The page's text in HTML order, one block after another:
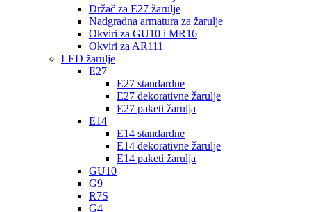
Držač za E27 žarulje
Nadgradna armatura za žarulje
Okviri za GU10 i MR16
Okviri za AR111
LED žarulje
E27
E27 standardne
E27 dekorativne žarulje
E27 paketi žarulja
E14
E14 standardne
E14 dekorativne žarulje
E14 paketi žarulja
GU10
G9
R7S
G4